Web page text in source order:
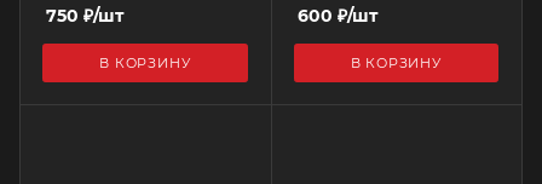
750 ₽/шт
В КОРЗИНУ
600 ₽/шт
В КОРЗИНУ